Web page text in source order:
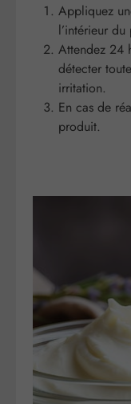
Appliquez
l’intérieur
Attendez 24
détecter
irritation.
En cas de
produit.